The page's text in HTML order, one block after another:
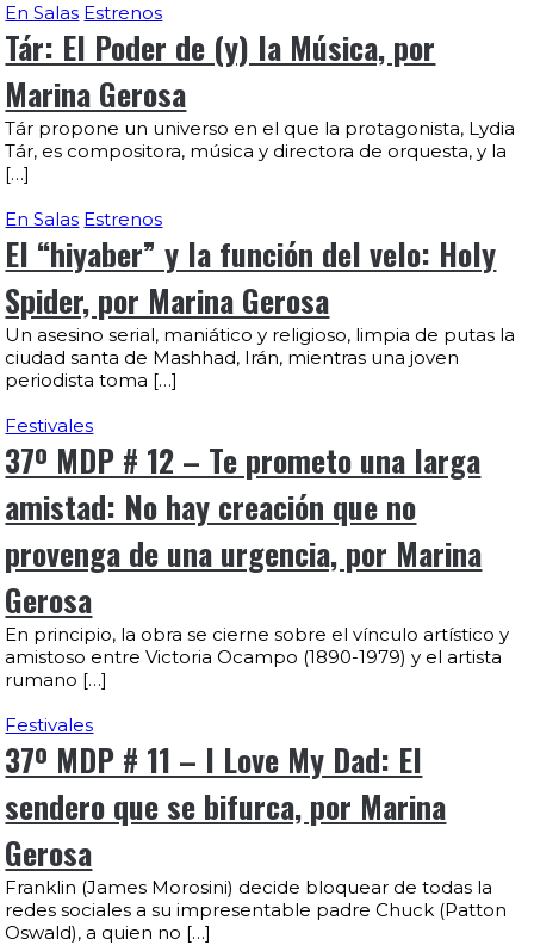
En Salas Estrenos
Tár: El Poder de (y) la Música, por
Marina Gerosa
Tár propone un universo en el que la protagonista, Lydia
Tár, es compositora, música y directora de orquesta, y la
[…]
En Salas Estrenos
El “hiyaber” y la función del velo: Holy
Spider, por Marina Gerosa
Un asesino serial, maniático y religioso, limpia de putas la
ciudad santa de Mashhad, Irán, mientras una joven
periodista toma […]
Festivales
37º MDP # 12 – Te prometo una larga
amistad: No hay creación que no
provenga de una urgencia, por Marina
Gerosa
En principio, la obra se cierne sobre el vínculo artístico y
amistoso entre Victoria Ocampo (1890-1979) y el artista
rumano […]
Festivales
37º MDP # 11 – I Love My Dad: El
sendero que se bifurca, por Marina
Gerosa
Franklin (James Morosini) decide bloquear de todas la
redes sociales a su impresentable padre Chuck (Patton
Oswald), a quien no […]